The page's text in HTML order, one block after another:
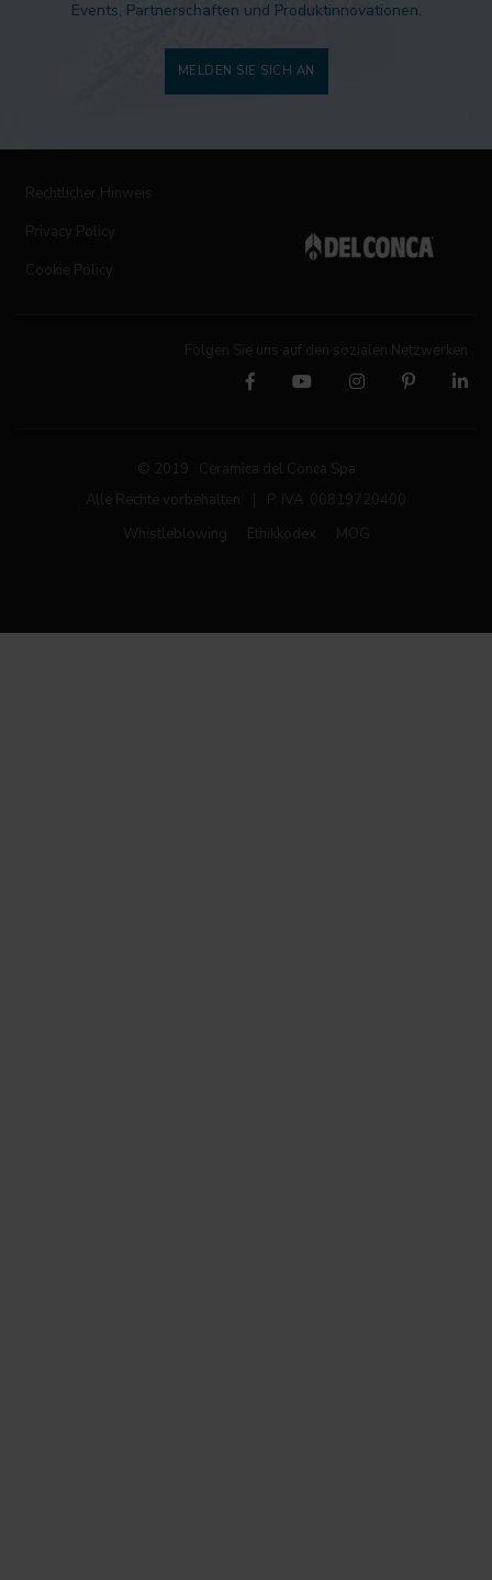
Events, Partnerschaften und Produktinnovationen.
MELDEN SIE SICH AN
Rechtlicher Hinweis
Privacy Policy
Cookie Policy
Folgen Sie uns auf den sozialen Netzwerken
© 2019 Ceramica del Conca Spa
Alle Rechte vorbehalten
P. IVA 00819720400
Whistleblowing
Ethikkodex MOG